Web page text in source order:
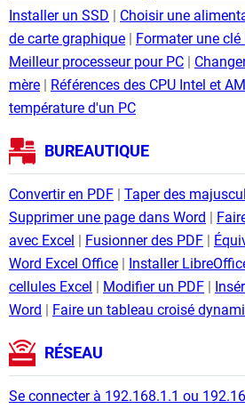
Installer un SSD
Choisir une
de carte graphique
Formater une
Meilleur processeur pour PC
mère
Références des CPU Intel et
température d'un PC
BUREAUTIQUE
Convertir en PDF
Taper des
Supprimer une page dans Word
avec Excel
Fusionner des PDF
Word Excel Office
Installer
cellules Excel
Modifier un PDF
Word
Faire un tableau croisé
RÉSEAU
Se connecter à 192.168.1.1 ou